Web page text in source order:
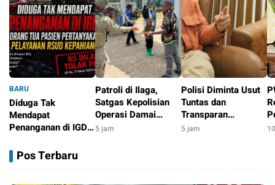
BARU
Diduga Tak
Mendapat
Penanganan di IGD,
Pertanyakan
Pelayanan RSUD
Patroli di Ilaga,
Satgas Kepolisian
Operasi Damai
Cartenz Bangun
5 jam
Polisi Diminta Usut
Tuntas dan
Transparan
Kematian Sutrimo
5 jam
Pos Terbaru